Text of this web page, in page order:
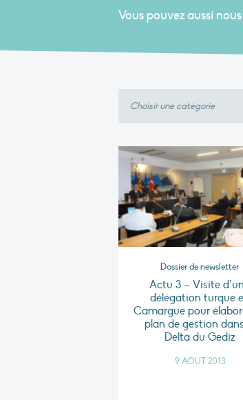
Vous pouvez aussi
Dossier de newsletter
Actu 3 – Visite
délégation turque
Camargue pour
plan de gestion
Delta du Gediz
9 AOÛT 2013